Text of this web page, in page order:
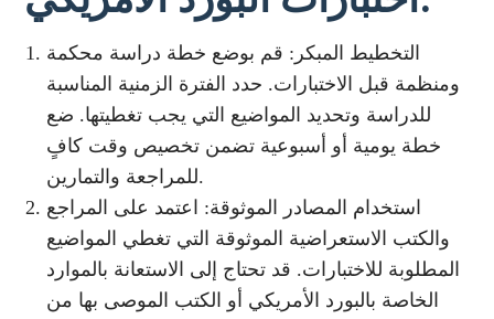
التخطيط المبكر: قم بوضع خطة دراسة محكمة
ومنظمة قبل الاختبارات. حدد الفترة الزمنية المناسبة
للدراسة وتحديد المواضيع التي يجب تغطيتها. ضع
خطة يومية أو أسبوعية تضمن تخصيص وقت كافٍ
للمراجعة والتمارين.
استخدام المصادر الموثوقة: اعتمد على المراجع
والكتب الاستعراضية الموثوقة التي تغطي المواضيع
المطلوبة للاختبارات. قد تحتاج إلى الاستعانة بالموارد
الخاصة بالبورد الأمريكي أو الكتب الموصى بها من